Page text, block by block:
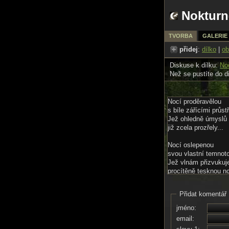
TVORBA GALERIE
přidej: dílko
Diskuse k dílku:
Než se pustíte do
Nocí proděravělou
s bíle zářícími
Jež ohledně úmyslů
již zcela prozřely...
Nocí oslepenou
svou vlastní
Jež vlnám
procítěně tesknou
o poznání lepších
Dunami veselých
že by se již
Přidat komentář
jméno:
email: